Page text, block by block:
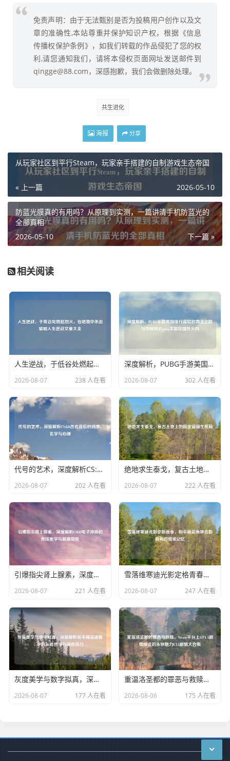
免责声明：由于无法甄别是否为投稿用户创作以及文
章的准确性,本站尊重并保护知识产权，根据《信息
传播权保护条例》，如我们转载的作品侵犯了您的权
利,请您通知我们，请将本侵权页面网址发送邮件到
qingge@88.com，深感抱歉，我们会做删除处理。
共生进化
海报 分享
从玩家社区到平行Steam，玩家亲手搭建的自制游戏生态帝国
« 上一篇 2026-05-10
防蓝光膜真的有用吗？从原理到实测，一篇讲清手机防蓝光的
全部真相
下一篇 »
2026-05-10
相关阅读
人生逆战，于低谷处燃起烈火，在绝境中杀出黎明人生逆战文章大全
2026-08-07 238 人在看
深度解析，PUBG手游美国排行背后的霸主之路与市场风云pubg手游在国外火吗
2026-08-07 302 人在看
代号的艺术，深度解析CS:GO改名背后的战术、玄学与心理
2026-08-07 202 人在看
绝地求生泰戈，复古土地上的固定蓝圈生死局
2026-08-07 222 人在看
引爆指尖肾上腺素，深度解析CSGO电子冲脉的竞技美学与健康隐忧
2026-08-07 221 人在看
雪落维寒迪光影定格青春，和平精英集体合影背后的独家记忆
2026-08-07 247 人在看
灰度美学与数字拟真，深度解析和平精英建模中的灰色哲学与调色技巧
2026-08-07 177 人在看
重温洛圣都的罪恶与救赎，Steam平台上GTA 5剧情模式的永恒魅力GTA剧情大合集
2026-08-06 175 人在看